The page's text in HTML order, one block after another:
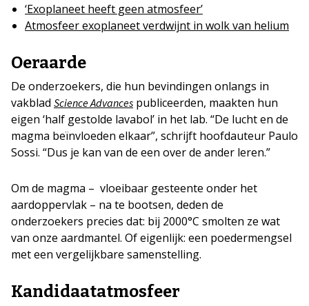
‘Exoplaneet heeft geen atmosfeer’
Atmosfeer exoplaneet verdwijnt in wolk van helium
Oeraarde
De onderzoekers, die hun bevindingen onlangs in
vakblad Science Advances publiceerden, maakten hun
eigen ‘half gestolde lavabol’ in het lab. “De lucht en de
magma beïnvloeden elkaar”, schrijft hoofdauteur Paulo
Sossi. “Dus je kan van de een over de ander leren.”
Om de magma – vloeibaar gesteente onder het
aardoppervlak – na te bootsen, deden de
onderzoekers precies dat: bij 2000°C smolten ze wat
van onze aardmantel. Of eigenlijk: een poedermengsel
met een vergelijkbare samenstelling.
Kandidaatatmosfeer